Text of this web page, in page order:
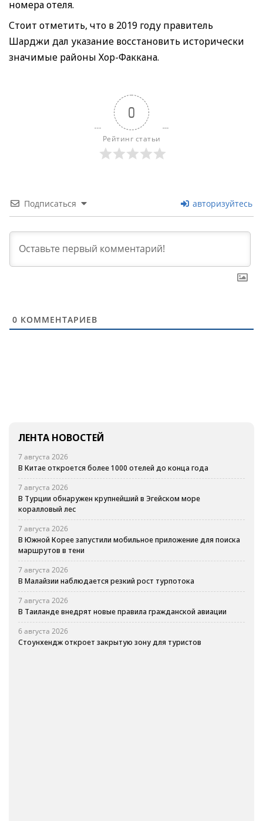
номера отеля.
Стоит отметить, что в 2019 году правитель
Шарджи дал указание восстановить исторически
значимые районы Хор-Факкана.
0
Рейтинг статьи
Подписаться авторизуйтесь
0 КОММЕНТАРИЕВ
ЛЕНТА НОВОСТЕЙ
7 августа 2026
В Китае откроется более 1000 отелей до конца года
7 августа 2026
В Турции обнаружен крупнейший в Эгейском море
коралловый лес
7 августа 2026
В Южной Корее запустили мобильное приложение для поиска
маршрутов в тени
7 августа 2026
В Малайзии наблюдается резкий рост турпотока
7 августа 2026
В Таиланде внедрят новые правила гражданской авиации
6 августа 2026
Стоунхендж откроет закрытую зону для туристов